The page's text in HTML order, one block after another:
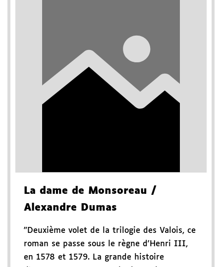
La dame de Monsoreau /
Alexandre Dumas
"Deuxième volet de la trilogie des Valois, ce
roman se passe sous le règne d'Henri III,
en 1578 et 1579. La grande histoire